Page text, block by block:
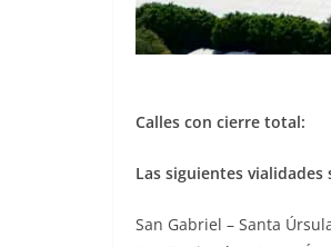
Calles con cierre total:
Las siguientes
San Gabriel – Santa